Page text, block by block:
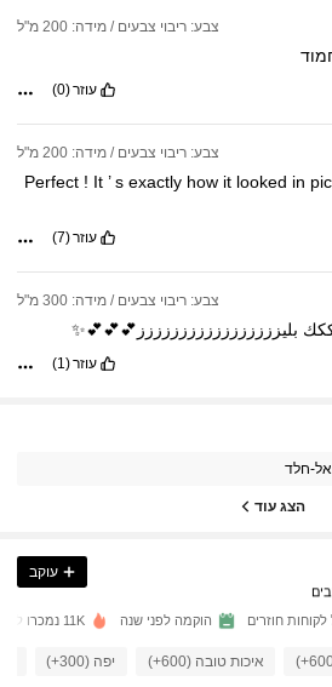
צבע: ריבוי צבעים / מידה: 200 מ"ל
עוזר(0)
צבע: ריבוי צבעים / מידה: 200 מ"ל
Perfect ! It’sexactly how it looked in
עוזר(7)
צבע: ריבוי צבעים / מידה: 300 מ"ל
بليززززززززززززززززز💕💕💕✨
עוזר(1)
חלד
הצג עוד
יום אחד
עוקב
חוזרים הוקמה לפני שנה 11K נמכרו לאחרונה
איכות טובה (600+) יפה (300+)